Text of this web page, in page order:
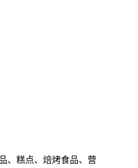
、糕点、焙烤食品、营